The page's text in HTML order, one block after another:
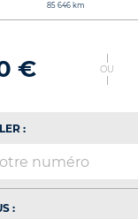
85 646 km
€ OU
:
: